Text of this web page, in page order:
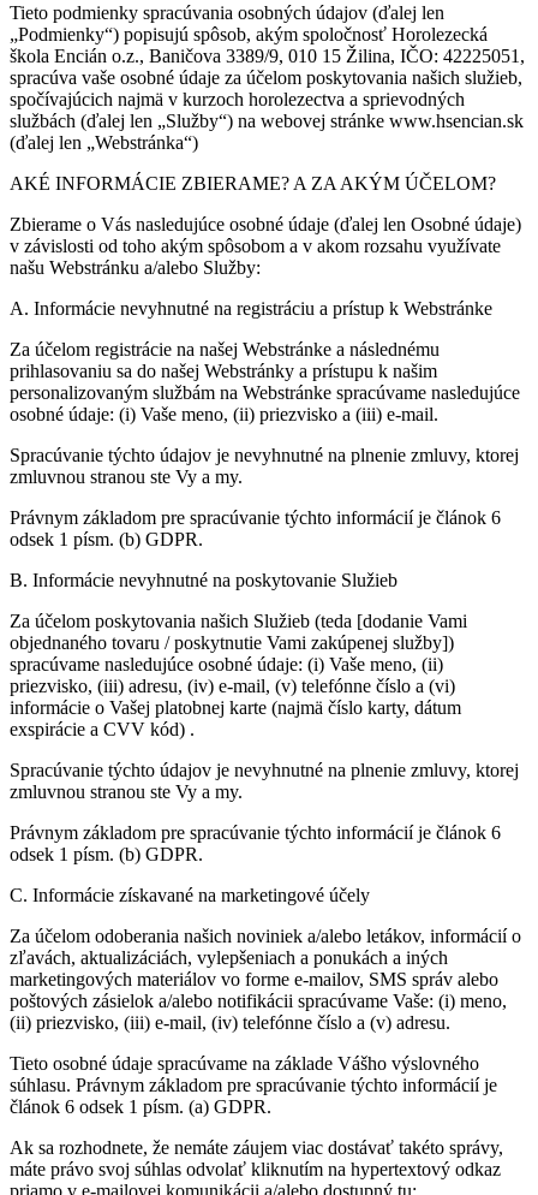
Tieto podmienky spracúvania osobných údajov (ďalej len
„Podmienky“) popisujú spôsob, akým spoločnosť Horolezecká
škola Encián o.z., Baničova 3389/9, 010 15 Žilina, IČO: 42225051,
spracúva vaše osobné údaje za účelom poskytovania našich služieb,
spočívajúcich najmä v kurzoch horolezectva a sprievodných
službách (ďalej len „Služby“) na webovej stránke www.hsencian.sk
(ďalej len „Webstránka“)
AKÉ INFORMÁCIE ZBIERAME? A ZA AKÝM ÚČELOM?
Zbierame o Vás nasledujúce osobné údaje (ďalej len Osobné údaje)
v závislosti od toho akým spôsobom a v akom rozsahu využívate
našu Webstránku a/alebo Služby:
A. Informácie nevyhnutné na registráciu a prístup k Webstránke
Za účelom registrácie na našej Webstránke a následnému
prihlasovaniu sa do našej Webstránky a prístupu k našim
personalizovaným službám na Webstránke spracúvame nasledujúce
osobné údaje: (i) Vaše meno, (ii) priezvisko a (iii) e-mail.
Spracúvanie týchto údajov je nevyhnutné na plnenie zmluvy, ktorej
zmluvnou stranou ste Vy a my.
Právnym základom pre spracúvanie týchto informácií je článok 6
odsek 1 písm. (b) GDPR.
B. Informácie nevyhnutné na poskytovanie Služieb
Za účelom poskytovania našich Služieb (teda [dodanie Vami
objednaného tovaru / poskytnutie Vami zakúpenej služby])
spracúvame nasledujúce osobné údaje: (i) Vaše meno, (ii)
priezvisko, (iii) adresu, (iv) e-mail, (v) telefónne číslo a (vi)
informácie o Vašej platobnej karte (najmä číslo karty, dátum
exspirácie a CVV kód) .
Spracúvanie týchto údajov je nevyhnutné na plnenie zmluvy, ktorej
zmluvnou stranou ste Vy a my.
Právnym základom pre spracúvanie týchto informácií je článok 6
odsek 1 písm. (b) GDPR.
C. Informácie získavané na marketingové účely
Za účelom odoberania našich noviniek a/alebo letákov, informácií o
zľavách, aktualizáciách, vylepšeniach a ponukách a iných
marketingových materiálov vo forme e-mailov, SMS správ alebo
poštových zásielok a/alebo notifikácii spracúvame Vaše: (i) meno,
(ii) priezvisko, (iii) e-mail, (iv) telefónne číslo a (v) adresu.
Tieto osobné údaje spracúvame na základe Vášho výslovného
súhlasu. Právnym základom pre spracúvanie týchto informácií je
článok 6 odsek 1 písm. (a) GDPR.
Ak sa rozhodnete, že nemáte záujem viac dostávať takéto správy,
máte právo svoj súhlas odvolať kliknutím na hypertextový odkaz
priamo v e-mailovej komunikácii a/alebo dostupný tu: